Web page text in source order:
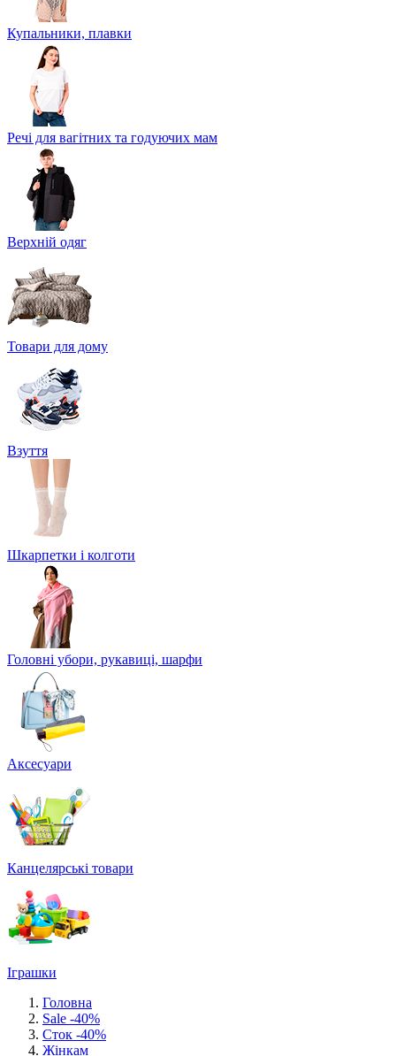
Купальники, плавки
Речі для вагітних та годуючих мам
Верхній одяг
Товари для дому
Взуття
Шкарпетки і колготи
Головні убори, рукавиці, шарфи
Аксесуари
Канцелярські товари
Іграшки
Головна
Sale -40%
Сток -40%
Жінкам